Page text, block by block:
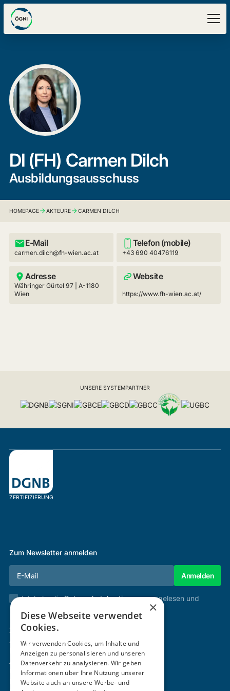
DI (FH) Carmen Dilch
Ausbildungsausschuss
HOMEPAGE AKTEURE CARMEN DILCH
E-Mail
carmen.dilch@fh-wien.ac.at
Telefon (mobile)
+43 690 40476119
Adresse
Währinger Gürtel 97 | A-1180
Wien
Website
https://www.fh-wien.ac.at/
UNSERE SYSTEMPARTNER
ZERTIFIZIERUNG
Zum Newsletter anmelden
Ich habe dieDatenschutzbestimmungengelesen und
Zertifizierung & Verifikation
Akademie
Mitgliedschaft
Aktivitäten
Über uns
Login
×
Diese Webseite verwendet
Cookies.
Wir verwenden Cookies, um Inhalte und
Anzeigen zu personalisieren und unseren
Datenverkehr zu analysieren. Wir geben
Informationen über Ihre Nutzung unserer
Website auch an unsere Werbe- und